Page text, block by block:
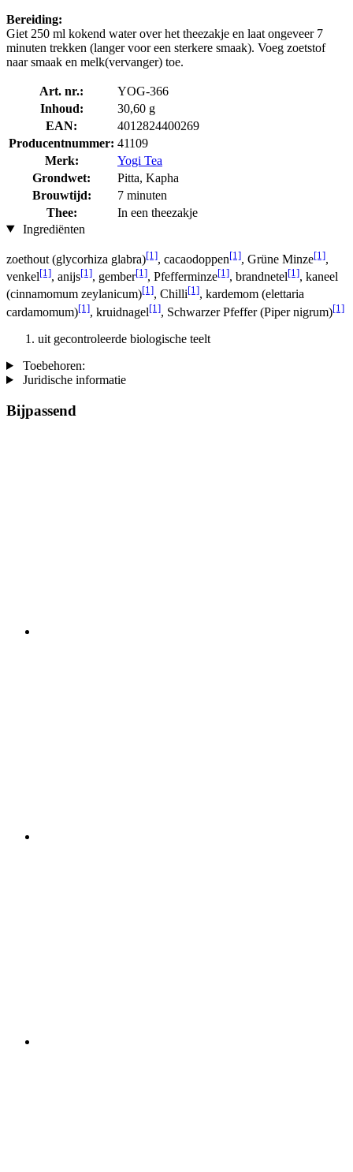
Bereiding:
Giet 250 ml kokend water over het theezakje en laat ongeveer 7
minuten trekken (langer voor een sterkere smaak). Voeg zoetstof
naar smaak en melk(vervanger) toe.
Art. nr.:
YOG-366
Inhoud:
30,60 g
EAN:
4012824400269
Producentnummer: 41109
Merk:
Yogi Tea
Grondwet:
Pitta, Kapha
Brouwtijd:
7 minuten
Thee:
In een theezakje
Ingrediënten
zoethout (glycorhiza glabra)[1], cacaodoppen[1], Grüne Minze[1],
venkel[1], anijs[1], gember[1], Pfefferminze[1], brandnetel[1], kaneel
(cinnamomum zeylanicum)[1], Chilli[1], kardemom (elettaria
cardamomum)[1], kruidnagel[1], Schwarzer Pfeffer (Piper nigrum)[1]
uit gecontroleerde biologische teelt
Toebehoren:
Juridische informatie
Bijpassend